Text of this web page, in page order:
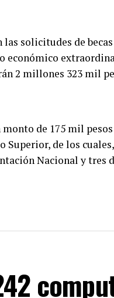
las solicitudes de
económico
2 millones 323 mil
de 175 mil
de los
Nacional y tres